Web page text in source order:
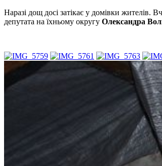
Наразі дощ досі затікає у домівки
депутата на їхньому округу Олександра